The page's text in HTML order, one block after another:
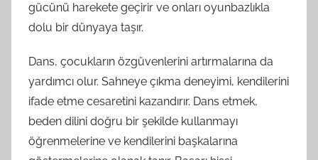
gücünü harekete geçirir ve onları oyunbazlıkla
dolu bir dünyaya taşır.
Dans, çocukların özgüvenlerini artırmalarına da
yardımcı olur. Sahneye çıkma deneyimi, kendilerini
ifade etme cesaretini kazandırır. Dans etmek,
beden dilini doğru bir şekilde kullanmayı
öğrenmelerine ve kendilerini başkalarına